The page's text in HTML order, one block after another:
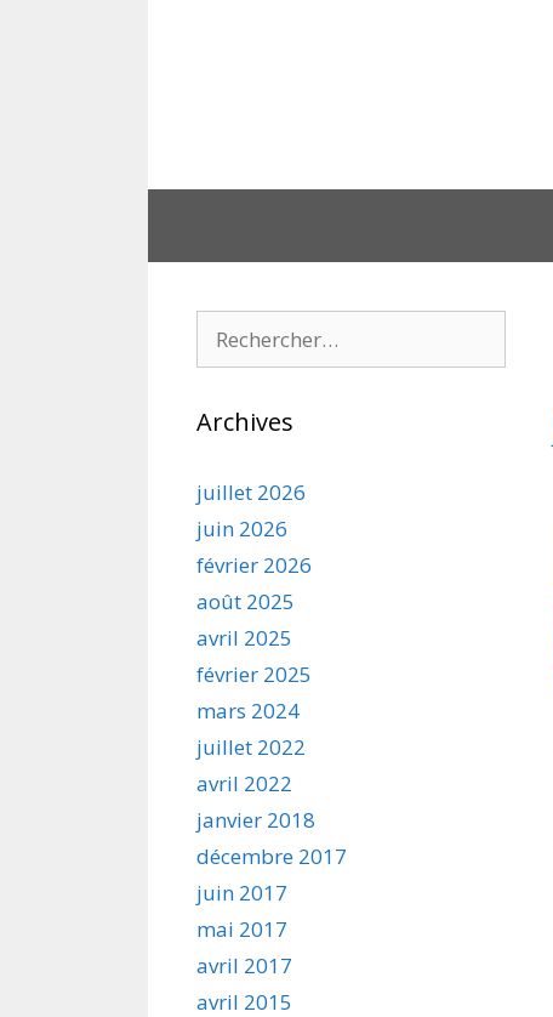
Archives
juillet 2026
juin 2026
février 2026
août 2025
avril 2025
février 2025
mars 2024
juillet 2022
avril 2022
janvier 2018
décembre 2017
juin 2017
mai 2017
avril 2017
avril 2015